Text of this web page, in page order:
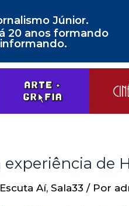
Júnior.
20 anos formando
experiência de
Escuta Aí, Sala33 / Por